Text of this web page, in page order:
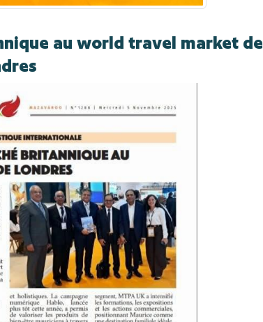
au world travel market de